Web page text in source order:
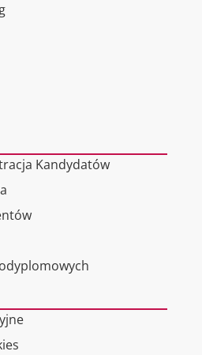
Kandydatów